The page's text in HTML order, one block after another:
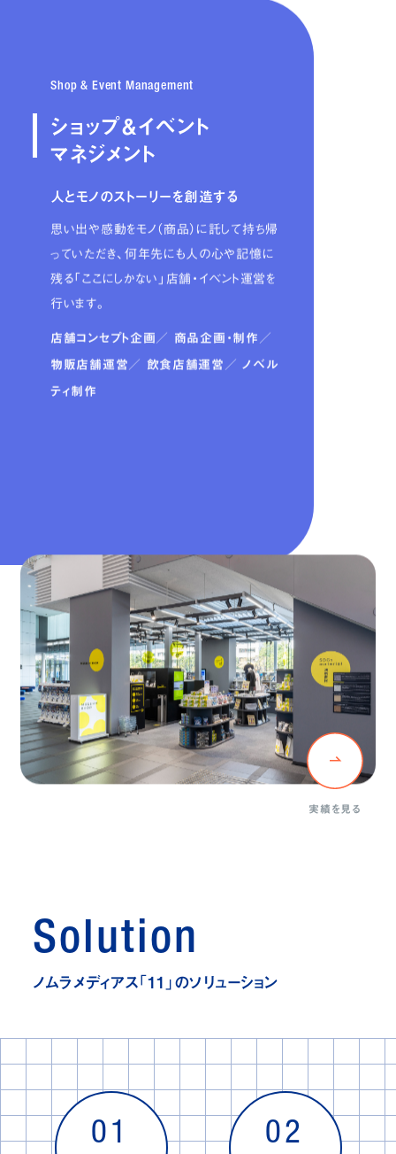
Shop & Event Management
ショップ＆イベント
マネジメント
人とモノのストーリーを創造する
思い出や感動をモノ（商品）に託して持ち帰
っていただき、何年先にも人の心や記憶に
残る「ここにしかない」店舗・イベント運営を
行います。
店舗コンセプト企画／ 商品企画・制作／
物販店舗運営／ 飲食店舗運営／ ノベル
ティ制作
実績を見る
Solution
ノムラメディアス「11」のソリューション
01 02